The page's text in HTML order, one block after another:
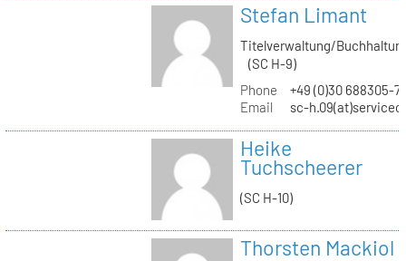
Stefan Limant
Titelverwaltung/
(SC H-9)
Phone
+49 (0)30 688305-
Email
sc-
Heike
Tuchscheerer
(SC H-10)
Thorsten Mackiol